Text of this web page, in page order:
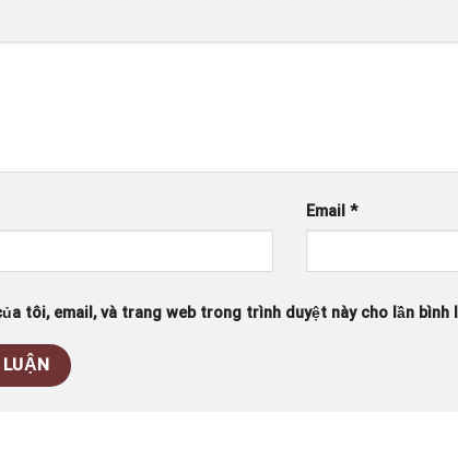
Email*
tôi, email, và trang web trong trình duyệt này cho lần bình